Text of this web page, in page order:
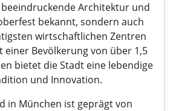
Architektur und
bekannt, sondern auch
wirtschaftlichen Zentren
einer Bevölkerung von über 1,5
bietet die Stadt eine lebendige
und Innovation.
in München ist geprägt von